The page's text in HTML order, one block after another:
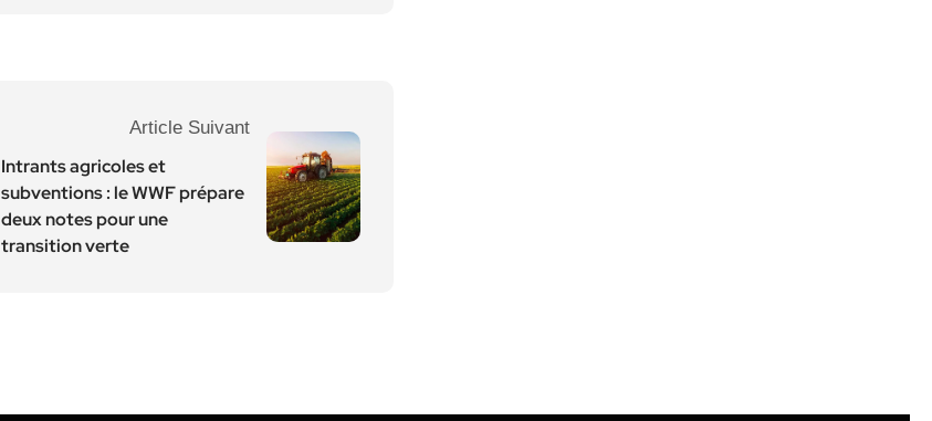
Article Suivant
Intrants agricoles et
subventions : le WWF prépare
deux notes pour une
transition verte